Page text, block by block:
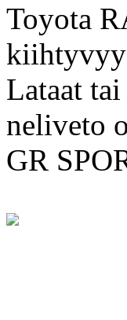
Toyota
Lataat
neliveto
GR